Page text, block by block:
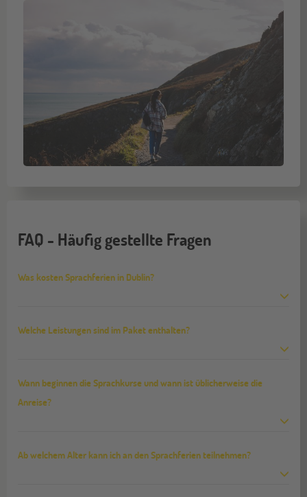
FAQ - Häufig gestellte Fragen
Was kosten Sprachferien in Dublin?
Welche Leistungen sind im Paket enthalten?
Wann beginnen die Sprachkurse und wann ist üblicherweise die
Anreise?
Ab welchem Alter kann ich an den Sprachferien teilnehmen?